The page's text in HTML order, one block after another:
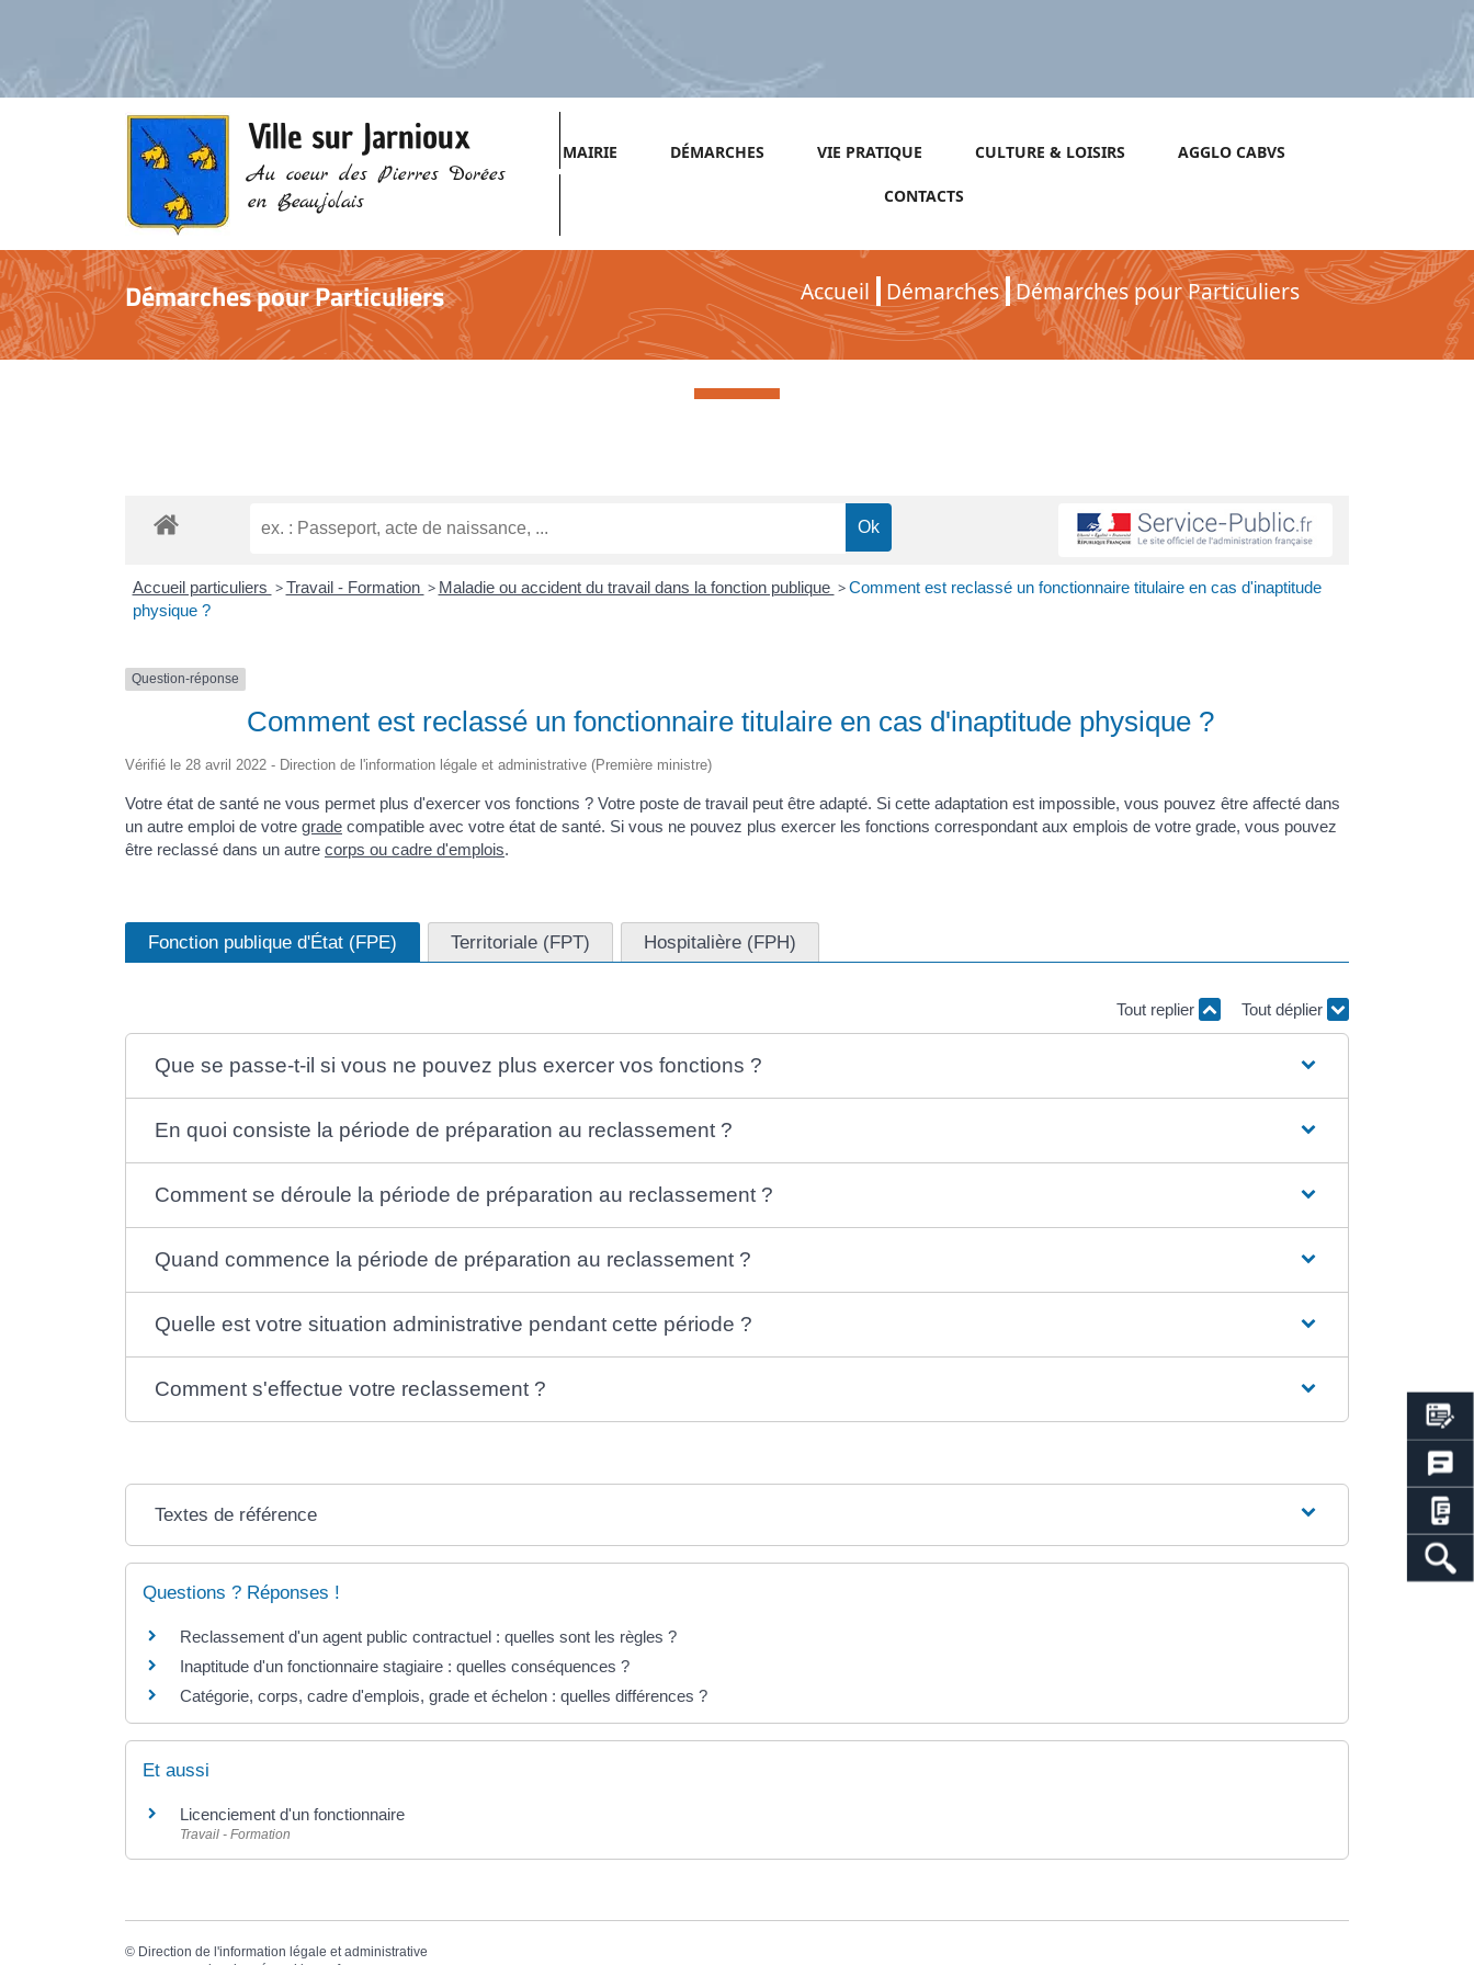
Ville sur Jarnioux
Au coeur des Pierres Dorées
en Beaujolais
MAIRIE DÉMARCHES VIE PRATIQUE CULTURE & LOISIRS AGGLO CABVS
CONTACTS
Démarches pour Particuliers Accueil Démarches Démarches pour Particuliers
Démarches pour Particuliers
Accueil particuliers > Travail - Formation > Maladie ou accident du travail dans la fonction publique > Comment est reclassé un fonctionnaire titulaire en cas d'inaptitude
physique ?
Question-réponse
Comment est reclassé un fonctionnaire titulaire en cas d'inaptitude physique ?
Vérifié le 28 avril 2022 - Direction de l'information légale et administrative (Première ministre)
Votre état de santé ne vous permet plus d'exercer vos fonctions ? Votre poste de travail peut être adapté. Si cette adaptation est impossible, vous pouvez être affecté dans
un autre emploi de votre grade compatible avec votre état de santé. Si vous ne pouvez plus exercer les fonctions correspondant aux emplois de votre grade, vous pouvez
être reclassé dans un autre corps ou cadre d'emplois.
Fonction publique d'État (FPE) Territoriale (FPT) Hospitalière (FPH)
Tout replier Tout déplier
Que se passe-t-il si vous ne pouvez plus exercer vos fonctions ?
En quoi consiste la période de préparation au reclassement ?
Comment se déroule la période de préparation au reclassement ?
Quand commence la période de préparation au reclassement ?
Quelle est votre situation administrative pendant cette période ?
Comment s'effectue votre reclassement ?
Textes de référence
Questions ? Réponses !
Reclassement d'un agent public contractuel : quelles sont les règles ?
Inaptitude d'un fonctionnaire stagiaire : quelles conséquences ?
Catégorie, corps, cadre d'emplois, grade et échelon : quelles différences ?
Et aussi
Licenciement d'un fonctionnaire
Travail - Formation
© Direction de l'information légale et administrative